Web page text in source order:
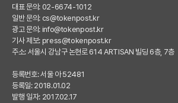
대표 문의: 02-6674-1012
일반 문의: cs@tokenpost.kr
광고 문의: info@tokenpost.kr
기사 제보: press@tokenpost.kr
주소: 서울시 강남구 논현로 614 ARTISAN 빌딩 6층, 7층
등록번호: 서울 아 52481
등록일: 2018.01.02
발행 일자: 2017.02.17